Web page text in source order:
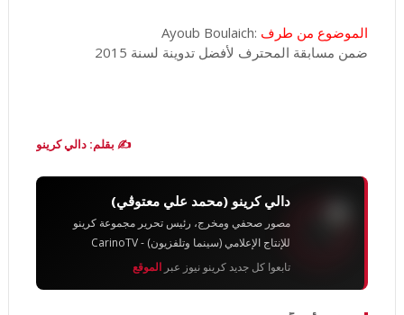
الموضوع من طرف :Ayoub Boulaich
ضمن مسابقة المحترف لأفضل تدوينة لسنة 2015
✍️ بقلم: دالي كرينو
دالي كرينو (محمد علي معتوڨي)
مصور صحفي ومخرج، رئيس تحرير مجموعة كرينو
للإنتاج الإعلامي (سينما وتلفزيون) - CarinoTV
تابعوا كل جديد كرينو نيوز عبر الموقع